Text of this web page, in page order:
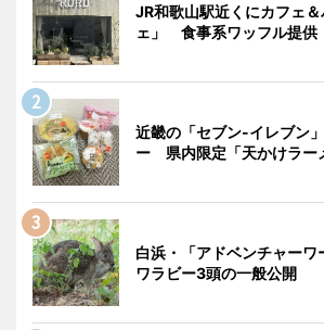
JR和歌山駅近くにカフェ
ェ」 食事系ワッフル提供
近畿の「セブン-イレブン
ー 県内限定「天かけラー
白浜・「アドベンチャーワ
ワラビー3頭の一般公開